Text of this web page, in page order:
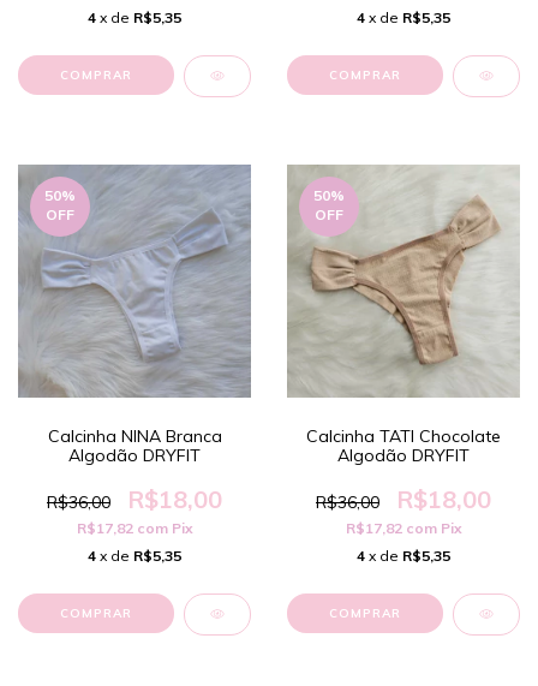
4 x de R$5,35
COMPRAR
4 x de R$5,35
COMPRAR
50%
OFF
Calcinha NINA Branca
Algodão DRYFIT
R$36,00 R$18,00
R$17,82 com Pix
4 x de R$5,35
COMPRAR
50%
OFF
Calcinha TATI Chocolate
Algodão DRYFIT
R$36,00 R$18,00
R$17,82 com Pix
4 x de R$5,35
COMPRAR